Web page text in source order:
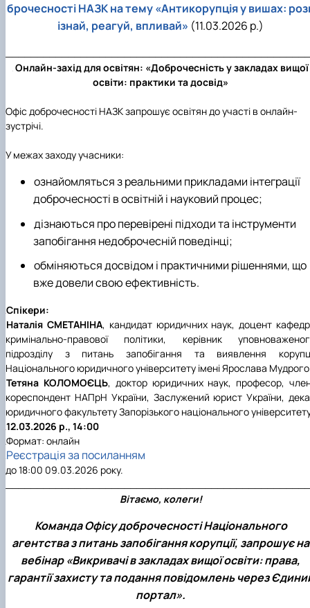
брочесності НАЗК на тему «Антикорупція у вишах:
ізнай, реагуй, впливай» (11.03.2026 р.)
Онлайн-захід для освітян: «Доброчесність у закладах вищої
освіти: практики та досвід»
Офіс доброчесності НАЗК запрошує освітян до участі в онлайн-
зустрічі.
У межах заходу учасники:
ознайомляться з реальними прикладами інтеграції
доброчесності в освітній і науковий процес;
дізнаються про перевірені підходи та інструменти
запобігання недоброчесній поведінці;
обміняються досвідом і практичними рішеннями, що
вже довели свою ефективність.
Спікери:
Наталія СМЕТАНІНА, кандидат юридичних наук, доцент
кримінально-правової політики, керівник
підрозділу з питань запобігання та виявлення
Національного юридичного університету імені Ярослава
Тетяна КОЛОМОЄЦЬ, доктор юридичних наук, професор,
кореспондент НАПрН України, Заслужений юрист України,
юридичного факультету Запорізького національного
12.03.2026 р., 14:00
Формат: онлайн
Реєстрація за посиланням
до 18:00 09.03.2026 року.
Вітаємо, колеги!
Команда Офісу доброчесності Національного
агентства з питань запобігання корупції, запрошує на
вебінар «Викривачі в закладах вищої освіти: права,
гарантії захисту та подання повідомлень через
портал».